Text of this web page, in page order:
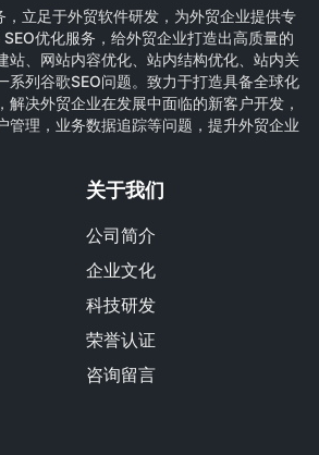
立足于外贸软件研发，为外贸企业提供专
优化服务，给外贸企业打造出高质量的
站、网站内容优化、站内结构优化、站内关
系列谷歌SEO问题。致力于打造具备全球化
解决外贸企业在发展中面临的新客户开发，
管理，业务数据追踪等问题，提升外贸企业
关于我们
公司简介
企业文化
科技研发
荣誉认证
咨询留言